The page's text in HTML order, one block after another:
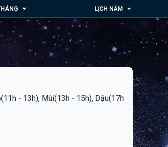
LỊCH NĂM
- 13h), Mùi(13h - 15h), Dậu(17h